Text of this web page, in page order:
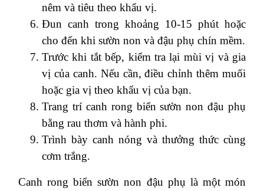
nêm và tiêu theo khẩu vị.
Đun canh trong khoảng 10-15 phút hoặc
cho đến khi sườn non và đậu phụ chín mềm.
Trước khi tắt bếp, kiểm tra lại mùi vị và gia
vị của canh. Nếu cần, điều chỉnh thêm muối
hoặc gia vị theo khẩu vị của bạn.
Trang trí canh rong biển sườn non đậu phụ
bằng rau thơm và hành phi.
Trình bày canh nóng và thưởng thức cùng
cơm trắng.
Canh rong biển sườn non đậu phụ là một món